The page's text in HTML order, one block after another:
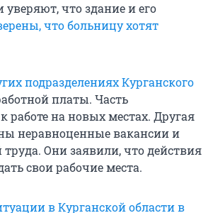
что здание и его
что больницу хотят
подразделениях Курганского
платы. Часть
работе на новых местах. Другая
неравноценные вакансии и
Они заявили, что действия
свои рабочие места.
в Курганской области в